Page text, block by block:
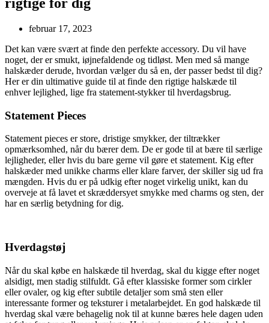
februar 17, 2023
Det kan være svært at finde den perfekte accessory. Du vil have
noget, der er smukt, iøjnefaldende og tidløst. Men med så mange
halskæder derude, hvordan vælger du så en, der passer bedst til dig?
Her er din ultimative guide til at finde den rigtige halskæde til
enhver lejlighed, lige fra statement-stykker til hverdagsbrug.
Statement Pieces
Statement pieces er store, dristige smykker, der tiltrækker
opmærksomhed, når du bærer dem. De er gode til at bære til særlige
lejligheder, eller hvis du bare gerne vil gøre et statement. Kig efter
halskæder med unikke charms eller klare farver, der skiller sig ud fra
mængden. Hvis du er på udkig efter noget virkelig unikt, kan du
overveje at få lavet et skræddersyet smykke med charms og sten, der
har en særlig betydning for dig.
Hverdagstøj
Når du skal købe en halskæde til hverdag, skal du kigge efter noget
alsidigt, men stadig stilfuldt. Gå efter klassiske former som cirkler
eller ovaler, og kig efter subtile detaljer som små sten eller
interessante former og teksturer i metalarbejdet. En god halskæde til
hverdag skal være behagelig nok til at kunne bæres hele dagen uden